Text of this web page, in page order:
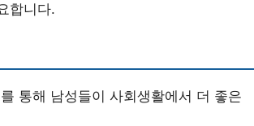
합니다.
통해 남성들이 사회생활에서 더 좋은